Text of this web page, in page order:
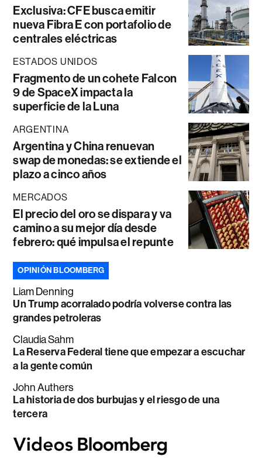
Exclusiva: CFE busca emitir
nueva Fibra E con portafolio de
centrales eléctricas
ESTADOS UNIDOS
Fragmento de un cohete Falcon
9 de SpaceX impacta la
superficie de la Luna
ARGENTINA
Argentina y China renuevan
swap de monedas: se extiende el
plazo a cinco años
MERCADOS
El precio del oro se dispara y va
camino a su mejor día desde
febrero: qué impulsa el repunte
OPINIÓN BLOOMBERG
Liam Denning
Un Trump acorralado podría volverse contra las
grandes petroleras
Claudia Sahm
La Reserva Federal tiene que empezar a escuchar
a la gente común
John Authers
La historia de dos burbujas y el riesgo de una
tercera